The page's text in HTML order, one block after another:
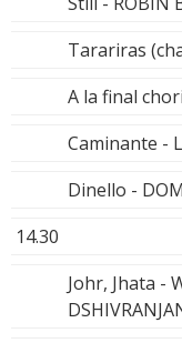
Tarariras
A la final
Caminante -
Dinello -
14.30
Johr, Jhata -